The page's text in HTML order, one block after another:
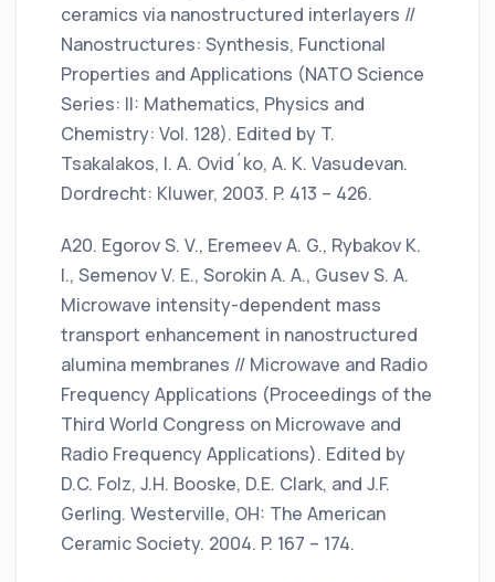
ceramics via nanostructured interlayers //
Nanostructures: Synthesis, Functional
Properties and Applications (NATO Science
Series: II: Mathematics, Physics and
Chemistry: Vol. 128). Edited by T.
Tsakalakos, I. A. Ovid´ko, A. K. Vasudevan.
Dordrecht: Kluwer, 2003. P. 413 – 426.
А20. Egorov S. V., Eremeev A. G., Rybakov K.
I., Semenov V. E., Sorokin A. A., Gusev S. A.
Microwave intensity-dependent mass
transport enhancement in nanostructured
alumina membranes // Microwave and Radio
Frequency Applications (Proceedings of the
Third World Congress on Microwave and
Radio Frequency Applications). Edited by
D.C. Folz, J.H. Booske, D.E. Clark, and J.F.
Gerling. Westerville, OH: The American
Ceramic Society. 2004. P. 167 – 174.